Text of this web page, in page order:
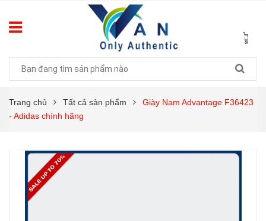
Trang chủ Tất cả sản phẩm
Giày Nam Advantage F36423
- Adidas chính hãng